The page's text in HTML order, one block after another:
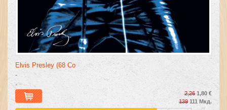
Elvis Presley (68 Co
-
-
2,26 1,80 €
139 111 Мкд.